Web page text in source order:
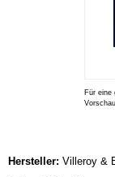
Für eine
Hersteller: Villeroy &